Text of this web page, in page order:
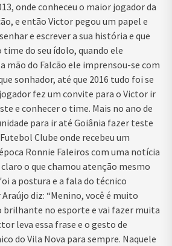
onde conheceu o maior jogador da
e então Victor pegou um papel e
e escrever a sua história e que
do seu ídolo, quando ele
mão do Falcão ele imprensou-se com
sonhador, até que 2016 tudo foi se
fez um convite para o Victor ir
e conhecer o time. Mais no ano de
para ir até Goiânia fazer teste
Clube onde recebeu um
Ronnie Faleiros com uma notícia
o que chamou atenção mesmo
a postura e a fala do técnico
diz: “Menino, você é muito
no esporte e vai fazer muita
leva essa frase e o gesto de
do Vila Nova para sempre. Naquele